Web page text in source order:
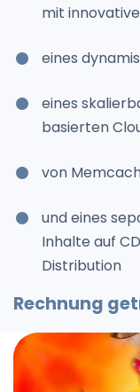
mit
eines
eines
basierten
von
und eines
Inhalte auf
Distribution
Rechnung